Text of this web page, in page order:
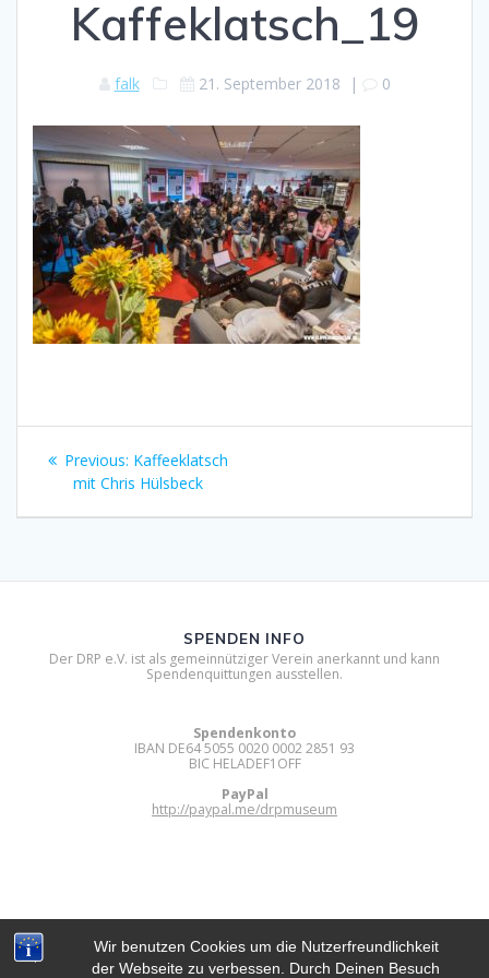
Wir benutzen Cookies um die Nutzerfreundlichkeit
der Webseite zu verbessen. Durch Deinen Besuch
Kaffeklatsch_19
falk 21. September 2018 | 0
Beitragsnavigation
Previous: Previous
post:
Kaffeeklatsch
mit Chris Hülsbeck
DIGITAL RETRO PARK E.V.
SPENDEN INFO
Der DRP e.V. ist als gemeinnütziger Verein anerkannt und kann
Spendenquittungen ausstellen.
Spendenkonto
IBAN DE64 5055 0020 0002 2851 93
BIC HELADEF1OFF
PayPal
http://paypal.me/drpmuseum